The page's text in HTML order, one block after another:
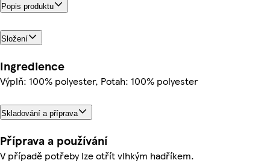
Popis produktu
Složení
Ingredience
Výplň: 100% polyester, Potah: 100% polyester
Skladování a příprava
Příprava a používání
V případě potřeby lze otřít vlhkým hadříkem.